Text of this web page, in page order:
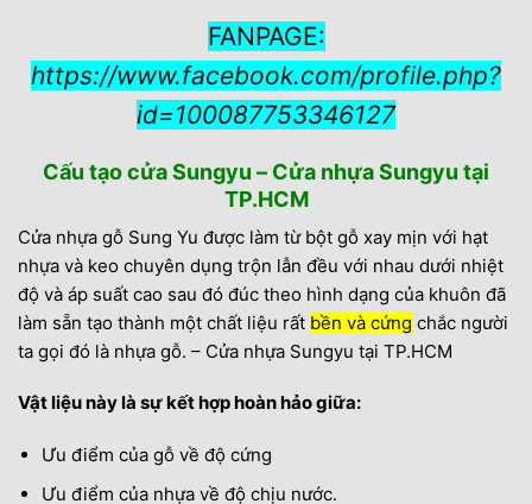
FANPAGE:
https://www.facebook.com/profile.php?
id=100087753346127
Cấu tạo cửa Sungyu – Cửa nhựa Sungyu tại
TP.HCM
Cửa nhựa gỗ Sung Yu được làm từ bột gỗ xay mịn với hạt
nhựa và keo chuyên dụng trộn lẫn đều với nhau dưới nhiệt
độ và áp suất cao sau đó đúc theo hình dạng của khuôn đã
làm sẵn tạo thành một chất liệu rất bền và cứng chắc người
ta gọi đó là nhựa gỗ. – Cửa nhựa Sungyu tại TP.HCM
Vật liệu này là sự kết hợp hoàn hảo giữa:
Ưu điểm của gỗ về độ cứng
Ưu điểm của nhựa về độ chịu nước.